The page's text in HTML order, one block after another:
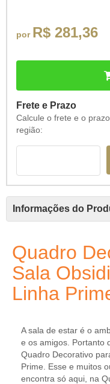
por R$ 281,36
Frete e Prazo
Calcule o frete e o
região:
Informações do
Quadro
Sala
Linha
A sala de estar é o
e os amigos. Portanto
Quadro Decorativo
Prime. Esse e muitos
encontra só aqui, na